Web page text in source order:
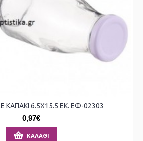
ΚΑΠΑΚΙ 6.5X15.5 ΕΚ. ΕΦ-02303
0,97€
ΚΑΛΆΘΙ